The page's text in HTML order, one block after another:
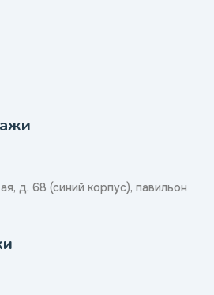
д. 68 (синий корпус), павильон